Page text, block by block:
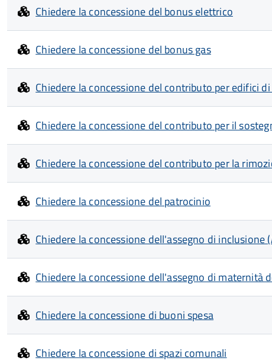
Chiedere la concessione del bonus elettrico
Chiedere la concessione del bonus gas
Chiedere la concessione del contributo per edifici
Chiedere la concessione del contributo per il
Chiedere la concessione del contributo per la
Chiedere la concessione del patrocinio
Chiedere la concessione dell'assegno di inclusione
Chiedere la concessione dell'assegno di maternità
Chiedere la concessione di buoni spesa
Chiedere la concessione di spazi comunali